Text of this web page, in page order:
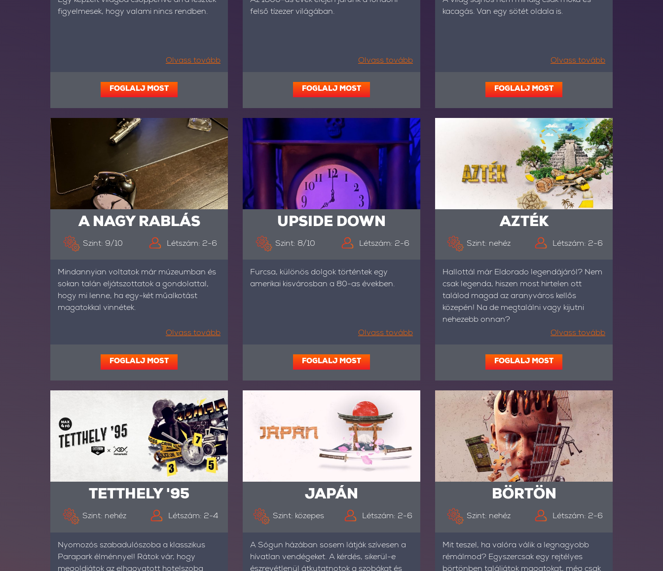
figyelmesek, hogy valami nincs rendben.
Olvass tovább
FOGLALJ MOST
felső tízezer világában.
Olvass tovább
FOGLALJ MOST
kacagás. Van egy sötét oldala is.
Olvass tovább
FOGLALJ MOST
A NAGY RABLÁS
Szint: 9/10 Létszám: 2-6
Mindannyian voltatok már múzeumban és
sokan talán eljátszottatok a gondolattal,
hogy mi lenne, ha egy-két műalkotást
magatokkal vinnétek.
Olvass tovább
FOGLALJ MOST
UPSIDE DOWN
Szint: 8/10 Létszám: 2-6
Furcsa, különös dolgok történtek egy
amerikai kisvárosban a 80-as években.
Olvass tovább
FOGLALJ MOST
AZTÉK
Szint: nehéz Létszám: 2-6
Hallottál már Eldorado legendájáról? Nem
csak legenda, hiszen most hirtelen ott
találod magad az aranyváros kellős
közepén! Na de megtalálni vagy kijutni
nehezebb onnan?
Olvass tovább
FOGLALJ MOST
TETTHELY '95
Szint: nehéz Létszám: 2-4
Nyomozós szabadulószoba a klasszikus
Parapark élménnyel! Rátok vár, hogy
JAPÁN
Szint: közepes Létszám: 2-6
A Sógun házában sosem látják szívesen a
hívatlan vendégeket. A kérdés, sikerül-e
BÖRTÖN
Szint: nehéz Létszám: 2-6
Mit teszel, ha valóra válik a legnagyobb
rémálmod? Egyszercsak egy rejtélyes